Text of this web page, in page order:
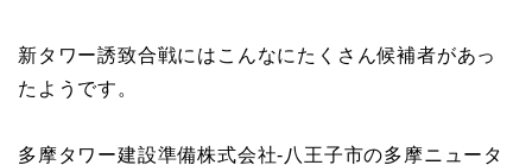
新タワー誘致合戦にはこんなにたくさん候補者があっ
たようです。
多摩タワー建設準備株式会社-八王子市の多摩ニュータ